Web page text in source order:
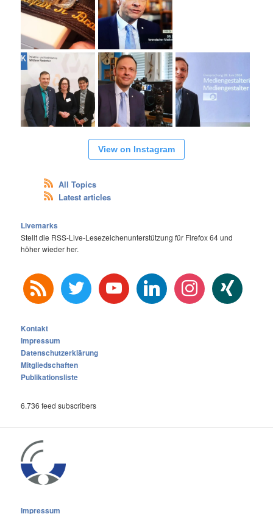
View on Instagram
All Topics
Latest articles
Livemarks
Stellt die RSS-Live-Lesezeichenunterstützung für Firefox 64 und
höher wieder her.
rss twitter youtube linkedin instagram xing
Kontakt
Impressum
Datenschutzerklärung
Mitgliedschaften
Publikationsliste
6.736 feed subscribers
Impressum